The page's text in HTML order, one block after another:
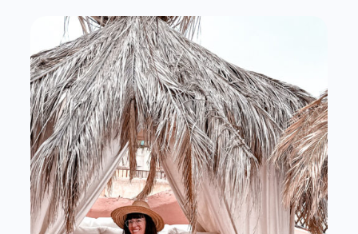
e
r
e
n
C
a
s
a
b
l